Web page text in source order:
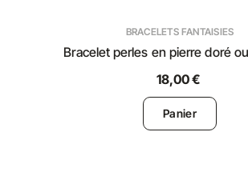
BRACELETS FANTAISIES
Bracelet perles en pierre doré
18,00 €
Panier